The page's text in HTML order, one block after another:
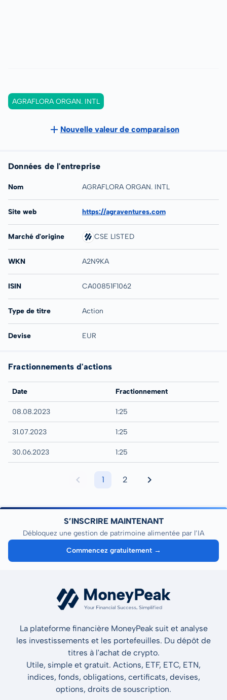
AGRAFLORA ORGAN. INTL
Nouvelle valeur de comparaison
Données de l'entreprise
Nom AGRAFLORA ORGAN. INTL
Site web https://agraventures.com
Marché d'origine CSE LISTED
WKN A2N9KA
ISIN CA00851F1062
Type de titre Action
Devise EUR
Fractionnements d'actions
Date Fractionnement
08.08.2023 1:25
31.07.2023 1:25
30.06.2023 1:25
1 2
S’INSCRIRE MAINTENANT
Débloquez une gestion de patrimoine alimentée par l’IA
Commencez gratuitement →
La plateforme financière MoneyPeak suit et analyse
les investissements et les portefeuilles. Du dépôt de
titres à l'achat de crypto.
Utile, simple et gratuit. Actions, ETF, ETC, ETN,
indices, fonds, obligations, certificats, devises,
options, droits de souscription.